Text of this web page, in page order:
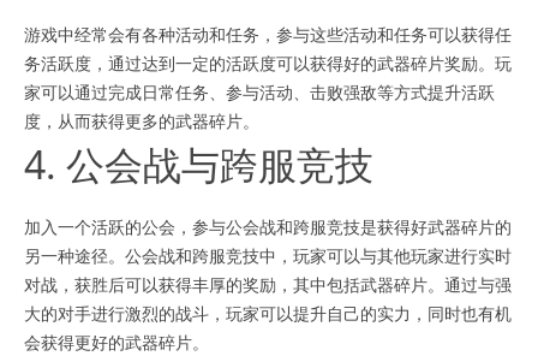
游戏中经常会有各种活动和任务，参与这些活动和任务可以获得任
务活跃度，通过达到一定的活跃度可以获得好的武器碎片奖励。玩
家可以通过完成日常任务、参与活动、击败强敌等方式提升活跃
度，从而获得更多的武器碎片。
4. 公会战与跨服竞技
加入一个活跃的公会，参与公会战和跨服竞技是获得好武器碎片的
另一种途径。公会战和跨服竞技中，玩家可以与其他玩家进行实时
对战，获胜后可以获得丰厚的奖励，其中包括武器碎片。通过与强
大的对手进行激烈的战斗，玩家可以提升自己的实力，同时也有机
会获得更好的武器碎片。